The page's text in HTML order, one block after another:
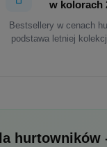
w kolorach
Bestsellery w cenach
podstawa letniej
hurtowników